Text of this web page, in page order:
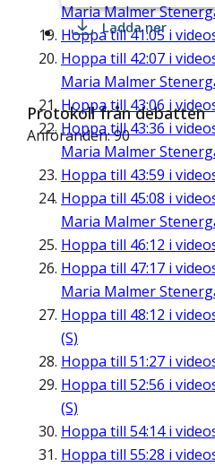
Maria Malmer
Hoppa till41:05 i
Hoppa till 42:07 i
Maria Malmer
Hoppa till 43:06 i
Hoppa till43:36 i
Maria Malmer
Hoppa till 43:59 i
Hoppa till 45:08 i
Maria Malmer
Hoppa till 46:12 i
Hoppa till 47:17 i
Maria Malmer
Hoppa till 48:12 i
(S)
Hoppa till 51:27 i
Hoppa till 52:56 i
(S)
Hoppa till 54:14i
Hoppa till 55:28 i
Ladda ner
Protokoll från debatten
Anföranden: 90